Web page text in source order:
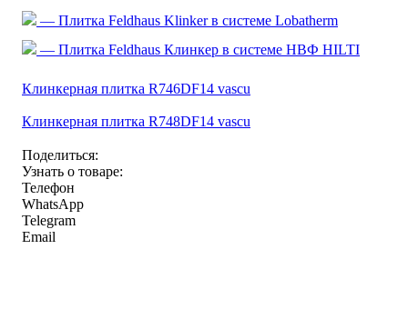
— Плитка Feldhaus Klinker в системе Lobatherm
— Плитка Feldhaus Клинкер в системе НВФ HILTI
Клинкерная плитка R746DF14 vascu
Клинкерная плитка R748DF14 vascu
Поделиться:
Узнать о товаре:
Телефон
WhatsApp
Telegram
Email